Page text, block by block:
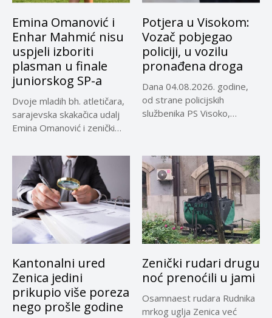
Emina Omanović i
Enhar Mahmić nisu
uspjeli izboriti
plasman u finale
juniorskog SP-a
Dvoje mladih bh. atletičara,
sarajevska skakačica udalj
Emina Omanović i zenički
Potjera u Visokom:
Vozač pobjegao
policiji, u vozilu
pronađena droga
Dana 04.08.2026. godine,
od strane policijskih
službenika PS Visoko,
Kantonalni ured
Zenica jedini
prikupio više poreza
nego prošle godine
Zenički rudari drugu
noć prenoćili u jami
Osamnaest rudara Rudnika
mrkog uglja Zenica već